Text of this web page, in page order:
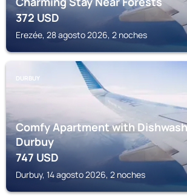
372USD
Erezée, 28 agosto 2026, 2 noches
DURBUY
Comfy Apartment with
Durbuy
747USD
Durbuy, 14 agosto 2026, 2 noches